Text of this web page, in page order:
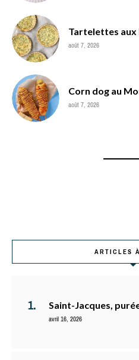
Tartelettes aux
août 7, 2026
Corn dog au
août 7, 2026
ARTICLES
Saint-Jacques,
avril 16, 2026